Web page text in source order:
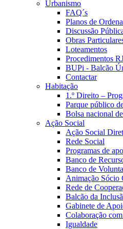
Urbanismo
FAQ´s
Planos de
Discussão
Obras
Loteamentos
Procedimentos
BUPi - Balcão
Contactar
Habitação
1.º Direito –
Parque público
Bolsa nacional
Ação Social
Ação Social
Rede Social
Programas de
Banco de
Banco de
Animação Sócio
Rede de
Balcão da
Gabinete de
Colaboração
Igualdade